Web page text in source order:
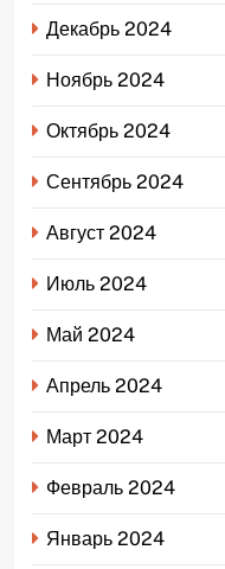
Декабрь 2024
Ноябрь 2024
Октябрь 2024
Сентябрь 2024
Август 2024
Июль 2024
Май 2024
Апрель 2024
Март 2024
Февраль 2024
Январь 2024